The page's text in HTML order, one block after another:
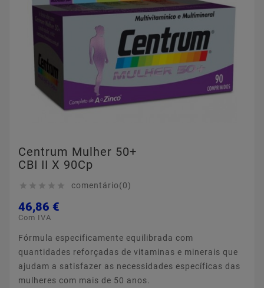
Centrum Mulher 50+
CBI II X 90Cp
     comentário(0)
46,86 €
Com IVA
Fórmula especificamente equilibrada com
quantidades reforçadas de vitaminas e minerais que
ajudam a satisfazer as necessidades específicas das
mulheres com mais de 50 anos.